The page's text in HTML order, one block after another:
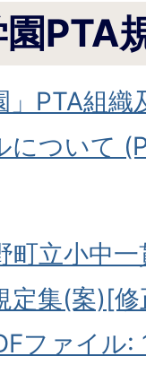
PTA
」PTA組
について
町立小中
定集(案)[
ファイル: